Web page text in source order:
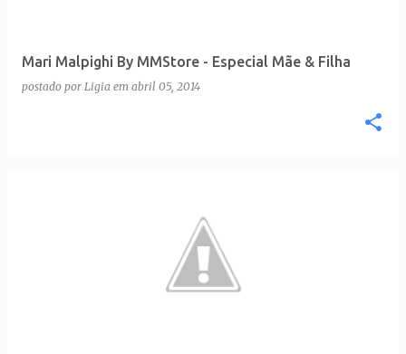
Mari Malpighi By MMStore - Especial Mãe & Filha
postado por Ligia em abril 05, 2014